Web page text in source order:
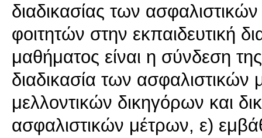
διαδικασίας των
φοιτητών στην εκπαιδευτική
μαθήματος είναι η σύνδεση
διαδικασία των
μελλοντικών δικηγόρων και
ασφαλιστικών μέτρων, ε)